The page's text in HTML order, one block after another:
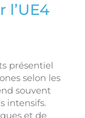
l’UE4
présentiel
selon les
souvent
intensifs.
et de